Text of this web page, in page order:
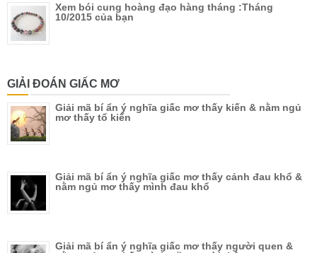
Xem bói cung hoàng đạo hàng tháng :Tháng
10/2015 của bạn
GIẢI ĐOÁN GIẤC MƠ
Giải mã bí ẩn ý nghĩa giấc mơ thấy kiến & nằm ngủ
mơ thấy tổ kiến
Giải mã bí ẩn ý nghĩa giấc mơ thấy cảnh đau khổ &
nằm ngủ mơ thấy mình đau khổ
Giải mã bí ẩn ý nghĩa giấc mơ thấy người quen &